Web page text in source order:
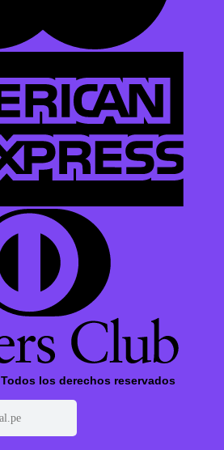
Todos los derechos reservados